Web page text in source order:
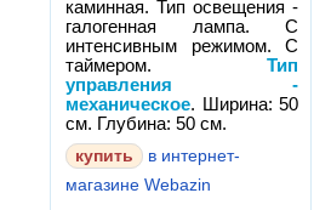
каминная. Тип освещения -
галогенная лампа. С
интенсивным режимом. С
таймером.Тип
управления -
механическое. Ширина: 50
см. Глубина: 50 см.
в интернет-
магазине Webazin